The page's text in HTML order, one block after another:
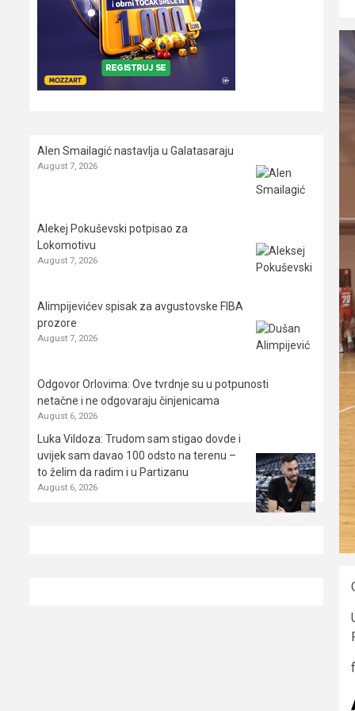
Alen Smailagić nastavlja u Galatasaraju
August 7, 2026
Alekej Pokuševski potpisao za
Lokomotivu
August 7, 2026
Alimpijevićev spisak za avgustovske FIBA
prozore
August 7, 2026
Odgovor Orlovima: ​Ove tvrdnje su u potpunosti
netačne i ne odgovaraju činjenicama
August 6, 2026
Luka Vildoza: Trudom sam stigao dovde i
uvijek sam davao 100 odsto na terenu –
to želim da radim i u Partizanu
August 6, 2026